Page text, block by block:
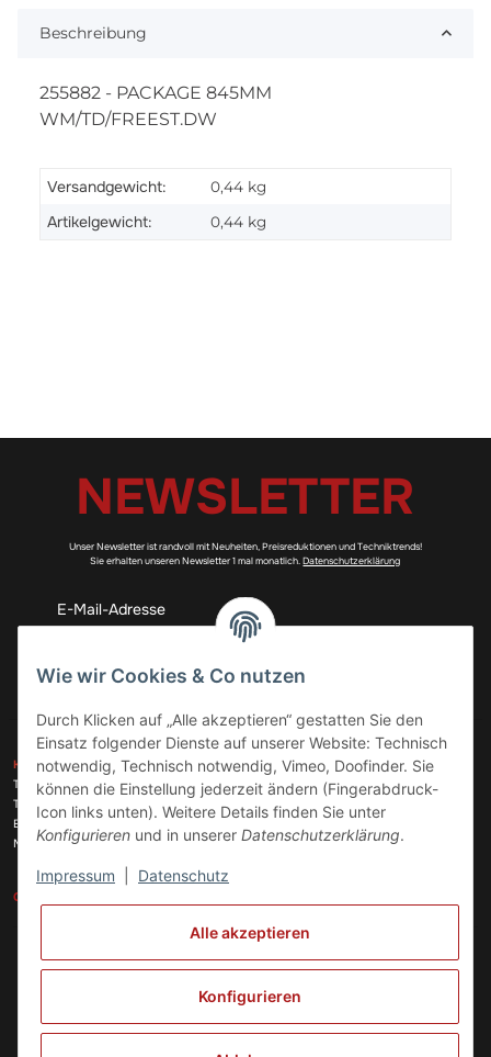
Beschreibung
255882 - PACKAGE 845MM
WM/TD/FREEST.DW
Versandgewicht: 0,44 kg
Artikelgewicht: 0,44 kg
NEWSLETTER
Unser Newsletter ist randvoll mit Neuheiten, Preisreduktionen und Techniktrends!
Sie erhalten unseren Newsletter 1 mal monatlich.Datenschutzerklärung
Abonnieren
KONTAKT
Telefon:+49 (0)6074 816 08 0
Telefax:
+49 (0)6074 215 08 60
E-Mail:
info@meinhausgeraetedoc.de
Max Planck Str. 6 c, 63322 Rödermark
GESETZLICHE INFORMATIONEN
ZAHLUNGSARTEN
VERSANDARTEN
Vertrag widerrufen
Wie wir Cookies & Co nutzen
Durch Klicken auf „Alle akzeptieren“ gestatten Sie den
Einsatz folgender Dienste auf unserer Website: Technisch
notwendig, Technisch notwendig, Vimeo, Doofinder. Sie
können die Einstellung jederzeit ändern (Fingerabdruck-
Icon links unten). Weitere Details finden Sie unter
Konfigurieren und in unserer Datenschutzerklärung.
Impressum Datenschutz
Alle akzeptieren
Konfigurieren